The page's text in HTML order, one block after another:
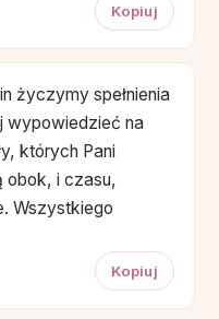
Kopiuj
życzymy spełnienia
wypowiedzieć na
których Pani
obok, i czasu,
Wszystkiego
Kopiuj